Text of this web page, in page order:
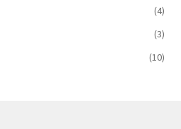
(4)
(3)
(10)